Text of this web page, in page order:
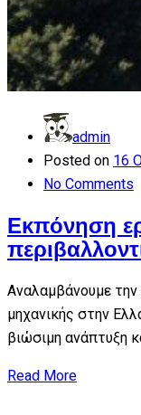
admin
Posted on 16
No Comments
Εκπόνηση
Αναλαμβάνουμε
μηχανικής στην
βιώσιμη ανάπτυξη
Read More